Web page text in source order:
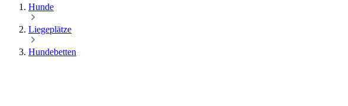
Hunde
Liegeplätze
Hundebetten